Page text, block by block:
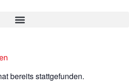
bereits stattgefunden.